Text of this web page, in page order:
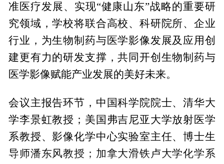
准医疗发展、实现“健康山东”战略的重要研
究领域，学校将联合高校、科研院所、企业
行业，为生物制药与医学影像发展及应用创
建更有力的研发支撑，共同开创生物制药与
医学影像赋能产业发展的美好未来。
会议主报告环节，中国科学院院士、清华大
学李景虹教授；美国弗吉尼亚大学放射医学
系教授、影像化学中心实验室主任、博士生
导师潘东风教授；加拿大滑铁卢大学化学系